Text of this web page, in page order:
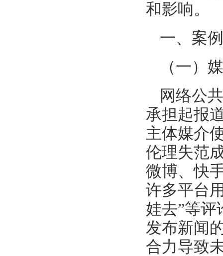
和影响。
一、案
（一）
网络公
承担起报
主体媒介
伦理失范
微博、快
许多平台
娃去”等
发布新闻
合力导致